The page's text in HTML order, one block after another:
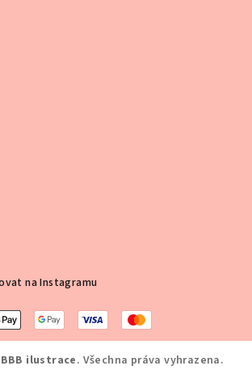
na Instagramu
BBB ilustrace. Všechna práva vyhrazena.